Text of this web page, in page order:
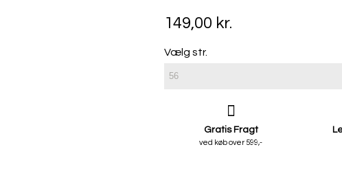
149,00 kr.
Vælg str.
Gratis Fragt
ved køb over 599,-